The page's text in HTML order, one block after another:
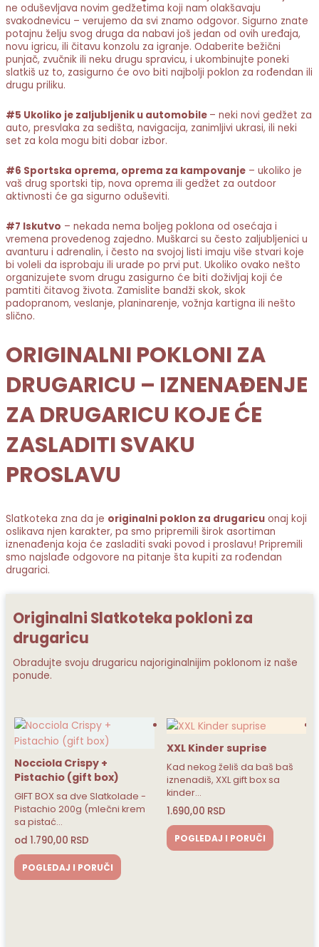
ne oduševljava novim gedžetima koji nam olakšavaju
svakodnevicu – verujemo da svi znamo odgovor. Sigurno znate
potajnu želju svog druga da nabavi još jedan od ovih uređaja,
novu igricu, ili čitavu konzolu za igranje. Odaberite bežični
punjač, zvučnik ili neku drugu spravicu, i ukombinujte poneki
slatkiš uz to, zasigurno će ovo biti najbolji poklon za rođendan ili
drugu priliku.
#5 Ukoliko je zaljubljenik u automobile – neki novi gedžet za
auto, presvlaka za sedišta, navigacija, zanimljivi ukrasi, ili neki
set za kola mogu biti dobar izbor.
#6 Sportska oprema, oprema za kampovanje – ukoliko je
vaš drug sportski tip, nova oprema ili gedžet za outdoor
aktivnosti će ga sigurno oduševiti.
#7 Iskutvo – nekada nema boljeg poklona od osećaja i
vremena provedenog zajedno. Muškarci su često zaljubljenici u
avanturu i adrenalin, i često na svojoj listi imaju više stvari koje
bi voleli da isprobaju ili urade po prvi put. Ukoliko ovako nešto
organizujete svom drugu zasigurno će biti doživljaj koji će
pamtiti čitavog života. Zamislite bandži skok, skok
padopranom, veslanje, planinarenje, vožnja kartigna ili nešto
slično.
ORIGINALNI POKLONI ZA
DRUGARICU – IZNENAĐENJE
ZA DRUGARICU KOJE ĆE
ZASLADITI SVAKU
PROSLAVU
Slatkoteka zna da je originalni poklon za drugaricu onaj koji
oslikava njen karakter, pa smo pripremili širok asortiman
iznenađenja koja će zasladiti svaki povod i proslavu! Pripremili
smo najslađe odgovore na pitanje šta kupiti za rođendan
drugarici.
Originalni Slatkoteka pokloni za
drugaricu
Obradujte svoju drugaricu najoriginalnijim poklonom iz naše
ponude.
-
XXL Kinder suprise
Kad nekog želiš da baš baš
iznenadiš, XXL gift box sa
kinder…
1.690,00RSD
POGLEDAJ I PORUČI
Love bite
Želiš da nekoga iznenadiš
omiljenim krofnama i da
zasladi čokoladicama
1.690,00
POGLEDAJ I PORUČI